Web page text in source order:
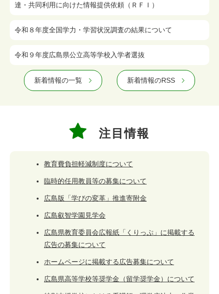
達・共同利用に向けた情報提供依頼（ＲＦＩ）
令和８年度全国学力・学習状況調査の結果について
令和９年度広島県公立高等学校入学者選抜
新着情報の一覧 新着情報のRSS
注目情報
教育費負担軽減制度について
臨時的任用教員等の募集について
広島版「学びの変革」推進寄附金
広島叡智学園見学会​
広島県教育委員会広報紙「くりっぷ」に掲載する
広告の募集について
ホームページに掲載する広告募集について
広島県高等学校等奨学金（留学奨学金）について